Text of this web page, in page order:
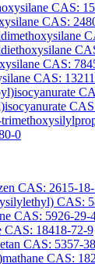
CAS:
CAS:
CAS:
CAS:
0
CAS: 2615-18-
CAS:
CAS: 5926-29-
CAS: 18418-72-9
CAS: 5357-
CAS: